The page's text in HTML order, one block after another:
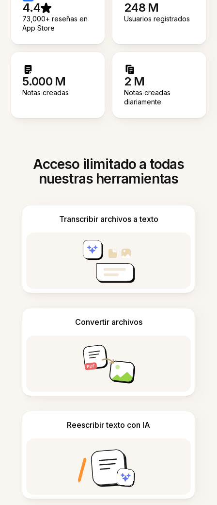
4.4
73,000+ reseñas en
App Store
248 M
Usuarios registrados
5.000 M
Notas creadas
2 M
Notas creadas
diariamente
Acceso ilimitado a todas
nuestras herramientas
Transcribir archivos a texto
Convertir archivos
Reescribir texto con IA